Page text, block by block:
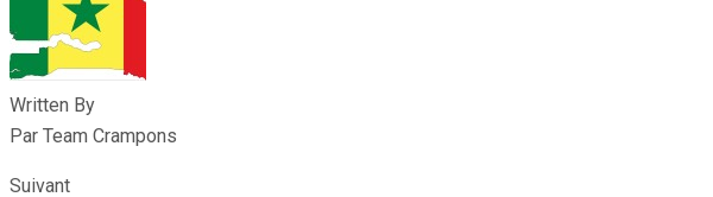
Written By
Par Team Crampons
Suivant